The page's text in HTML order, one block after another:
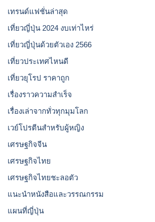
เทรนด์แฟชั่นล่าสุด
เที่ยวญี่ปุ่น 2024 งบเท่าไหร่
เที่ยวญี่ปุ่นด้วยตัวเอง 2566
เที่ยวประเทศไหนดี
เที่ยวยุโรป ราคาถูก
เรื่องราวความสำเร็จ
เรื่องเล่าจากทั่วทุกมุมโลก
เวย์โปรตีนสำหรับผู้หญิง
เศรษฐกิจจีน
เศรษฐกิจไทย
เศรษฐกิจไทยชะลอตัว
แนะนำหนังสือและวรรณกรรม
แผนที่ญี่ปุ่น